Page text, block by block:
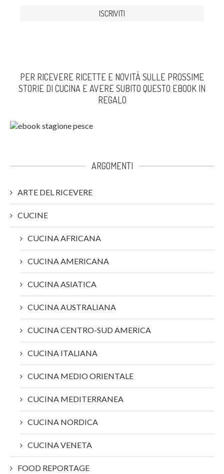
PER RICEVERE RICETTE E NOVITÀ SULLE PROSSIME
STORIE DI CUCINA E AVERE SUBITO QUESTO EBOOK IN
REGALO
ARGOMENTI
ARTE DEL RICEVERE
CUCINE
CUCINA AFRICANA
CUCINA AMERICANA
CUCINA ASIATICA
CUCINA AUSTRALIANA
CUCINA CENTRO-SUD AMERICA
CUCINA ITALIANA
CUCINA MEDIO ORIENTALE
CUCINA MEDITERRANEA
CUCINA NORDICA
CUCINA VENETA
FOOD REPORTAGE